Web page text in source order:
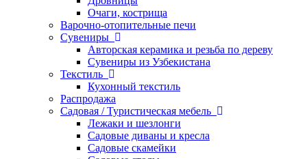
Очаги, кострища
Варочно-отопительные печи
Сувениры
Авторская керамика и резьба по дереву
Сувениры из Узбекистана
Текстиль
Кухонный текстиль
Распродажа
Садовая / Туристическая мебель
Лежаки и шезлонги
Садовые диваны и кресла
Садовые скамейки